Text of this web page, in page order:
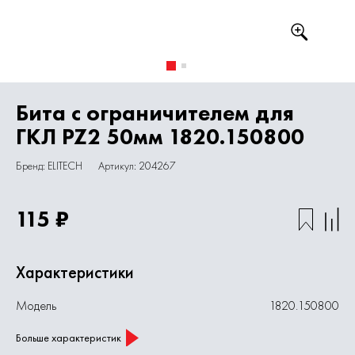
Бита с ограничителем для
ГКЛ PZ2 50мм 1820.150800
Бренд: ELITECH Артикул: 204267
115 ₽
Характеристики
Модель 1820.150800
Больше характеристик